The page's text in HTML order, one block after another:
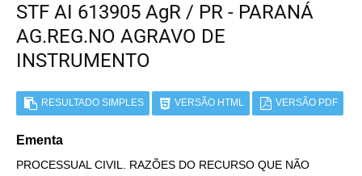
STF AI 613905 AgR / PR - PARANÁ
AG.REG.NO AGRAVO DE
INSTRUMENTO
RESULTADO SIMPLES VERSÃO HTML VERSÃO PDF
Ementa
PROCESSUAL CIVIL. RAZÕES DO RECURSO QUE NÃO